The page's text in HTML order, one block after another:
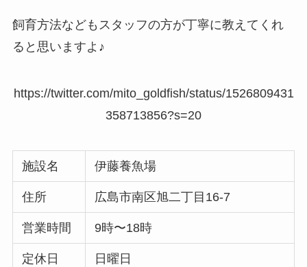
飼育方法などもスタッフの方が丁寧に教えてくれ
ると思いますよ♪
https://twitter.com/mito_goldfish/status/1526809431
358713856?s=20
施設名 伊藤養魚場
住所 広島市南区旭二丁目16-7
営業時間 9時〜18時
定休日 日曜日